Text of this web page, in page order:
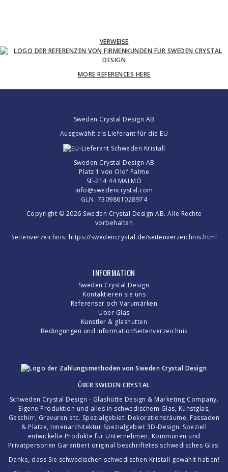
VERWEISE
MORE REFERENCES HERE
Sweden Crystal Design AB
Ausgewählt als Lieferant für die EU
Sweden Crystal Design AB
Platz 1 von Olof Palme
SE-214 44 MALMÖ
info@swedencrystal.com
GLN: 7309861028974
Copyright © 2026 Sweden Crystal Design AB. Alle Rechte
vorbehalten
Seitenverzeichnis: https://swedencrystal.de/seitenverzeichnis.html
INFORMATION
Sweden Crystal Design
Kontaktieren sie uns
Referenser och Varumärken
Uber Glas
Kunstler & glashutten
Bedingungen und informationSeitenverzeichnis
ÜBER SWEDEN CRYSTAL
Schweden Crystal Design - Glashütte Design & Marketing Company.
Eigene Produktion und alles in schwedischem Glas, Kunstglas,
Geschirr, Gravuren etc. Spezialgebiet: Dekorationsräume, Fassaden
& Plätze, Innenarchitektur Spezialgebiet 3D-Design. Speziell
entwickelte Produkte für Unternehmen, Kommunen und
Privatpersonen Garantiert original beschriftetes schwedisches Glas.
Danke, dass Sie schwedischen schwedischen Kristall gewählt haben!